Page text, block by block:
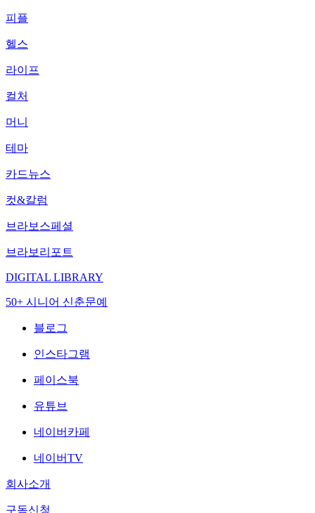
피플
헬스
라이프
컬처
머니
테마
카드뉴스
컷&칼럼
브라보스페셜
브라보리포트
DIGITAL LIBRARY
50+ 시니어 신춘문예
블로그
인스타그램
페이스북
유튜브
네이버카페
네이버TV
회사소개
구독신청